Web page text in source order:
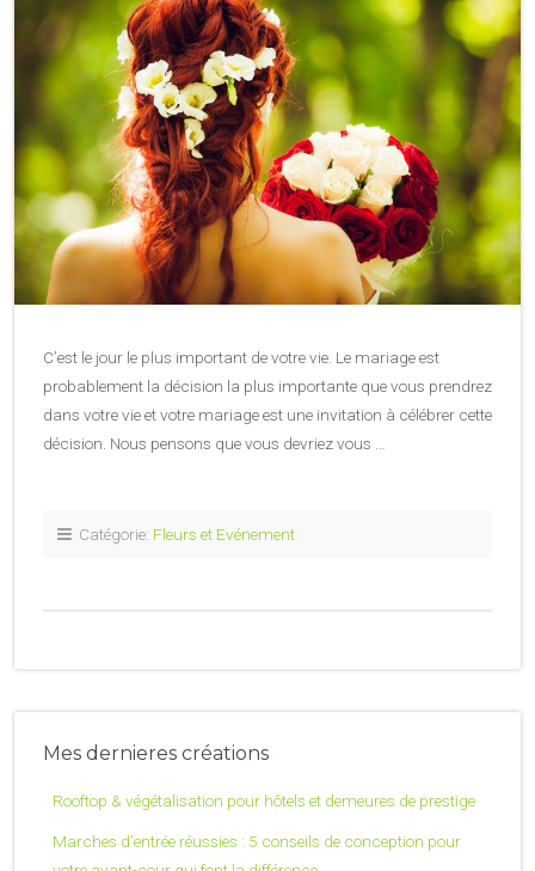
C’est le jour le plus important de votre vie. Le mariage est
probablement la décision la plus importante que vous prendrez
dans votre vie et votre mariage est une invitation à célébrer cette
décision. Nous pensons que vous devriez vous …
Catégorie: Fleurs et Evénement
Mes dernieres créations
Rooftop & végétalisation pour hôtels et demeures de prestige
Marches d’entrée réussies : 5 conseils de conception pour